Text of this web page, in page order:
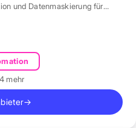
und Datenmaskierung für
mehr
→